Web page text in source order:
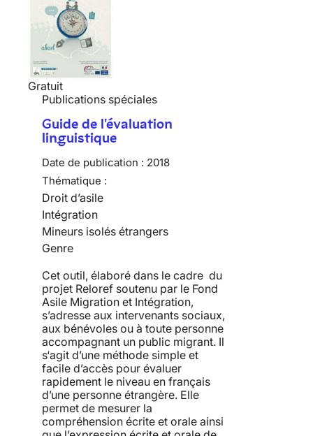
Gratuit
Publications spéciales
Guide de l'évaluation
linguistique
Date de publication : 2018
Thématique :
Droit d’asile
Intégration
Mineurs isolés étrangers
Genre
Cet outil, élaboré dans le cadre du
projet Reloref soutenu par le Fond
Asile Migration et Intégration,
s’adresse aux intervenants sociaux,
aux bénévoles ou à toute personne
accompagnant un public migrant. Il
s‘agit d’une méthode simple et
facile d’accès pour évaluer
rapidement le niveau en français
d’une personne étrangère. Elle
permet de mesurer la
compréhension écrite et orale ainsi